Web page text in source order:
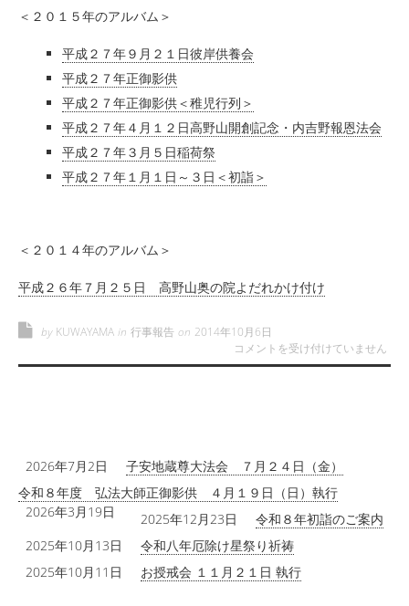
＜２０１５年のアルバム＞
平成２７年９月２１日彼岸供養会
平成２７年正御影供
平成２７年正御影供＜稚児行列＞
平成２７年４月１２日高野山開創記念・内吉野報恩法会
平成２７年３月５日稲荷祭
平成２７年１月１日～３日＜初詣＞
＜２０１４年のアルバム＞
平成２６年７月２５日 高野山奥の院よだれかけ付け
by KUWAYAMA in 行事報告 on 2014年10月6日
行事報告（フェイスブック） は
コメントを受け付けていません
子安地蔵尊大法会 ７月２４日（金）
2026年7月2日
令和８年度 弘法大師正御影供 ４月１９日（日）執行
2026年3月19日
令和８年初詣のご案内
2025年12月23日
令和八年厄除け星祭り祈祷
2025年10月13日
お授戒会 １１月２１日 執行
2025年10月11日